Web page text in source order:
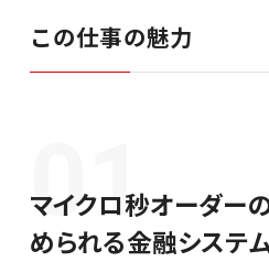
シンプレクスグループ基
ビジネスコンサルタン
この仕事の魅力
01
マイクロ秒オーダー
められる金融システ